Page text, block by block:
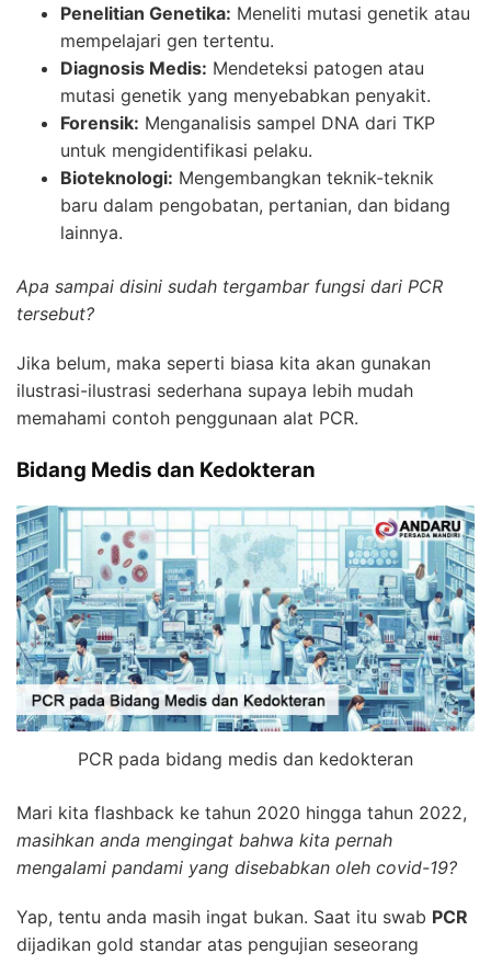
Penelitian Genetika: Meneliti mutasi genetik atau
mempelajari gen tertentu.
Diagnosis Medis: Mendeteksi patogen atau
mutasi genetik yang menyebabkan penyakit.
Forensik: Menganalisis sampel DNA dari TKP
untuk mengidentifikasi pelaku.
Bioteknologi: Mengembangkan teknik-teknik
baru dalam pengobatan, pertanian, dan bidang
lainnya.
Apa sampai disini sudah tergambar fungsi dari PCR
tersebut?
Jika belum, maka seperti biasa kita akan gunakan
ilustrasi-ilustrasi sederhana supaya lebih mudah
memahami contoh penggunaan alat PCR.
Bidang Medis dan Kedokteran
PCR pada bidang medis dan kedokteran
Mari kita flashback ke tahun 2020 hingga tahun 2022,
masihkan anda mengingat bahwa kita pernah
mengalami pandami yang disebabkan oleh covid-19?
Yap, tentu anda masih ingat bukan. Saat itu swab PCR
dijadikan gold standar atas pengujian seseorang